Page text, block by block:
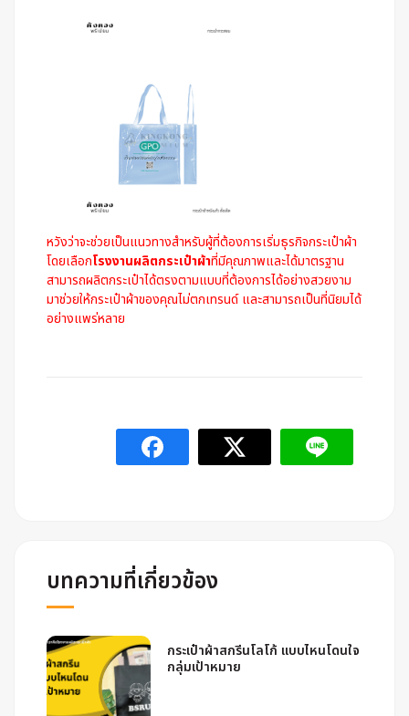
หวังว่าจะช่วยเป็นแนวทางสำหรับผู้ที่ต้องการเริ่มธุรกิจกระเป๋าผ้า
โดยเลือกโรงงานผลิตกระเป๋าผ้าที่มีคุณภาพและได้มาตรฐาน
สามารถผลิตกระเป๋าได้ตรงตามแบบที่ต้องการได้อย่างสวยงาม
มาช่วยให้กระเป๋าผ้าของคุณไม่ตกเทรนด์ และสามารถเป็นที่นิยมได้
อย่างแพร่หลาย
บทความที่เกี่ยวข้อง
กระเป๋าผ้าสกรีนโลโก้ แบบไหนโดนใจ
กลุ่มเป้าหมาย